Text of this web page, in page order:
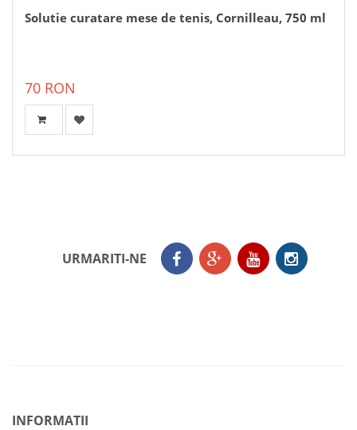
Solutie curatare mese de tenis, Cornilleau, 750 ml
70 RON
URMARITI-NE
INFORMATII